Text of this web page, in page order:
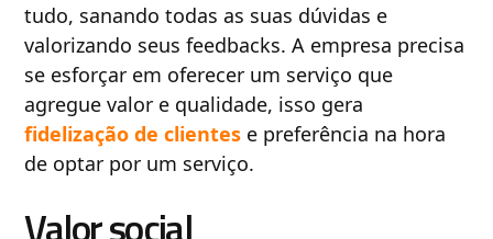
tudo, sanando todas as suas dúvidas e
valorizando seus feedbacks. A empresa precisa
se esforçar em oferecer um serviço que
agregue valor e qualidade, isso gera
fidelização de clientes e preferência na hora
de optar por um serviço.